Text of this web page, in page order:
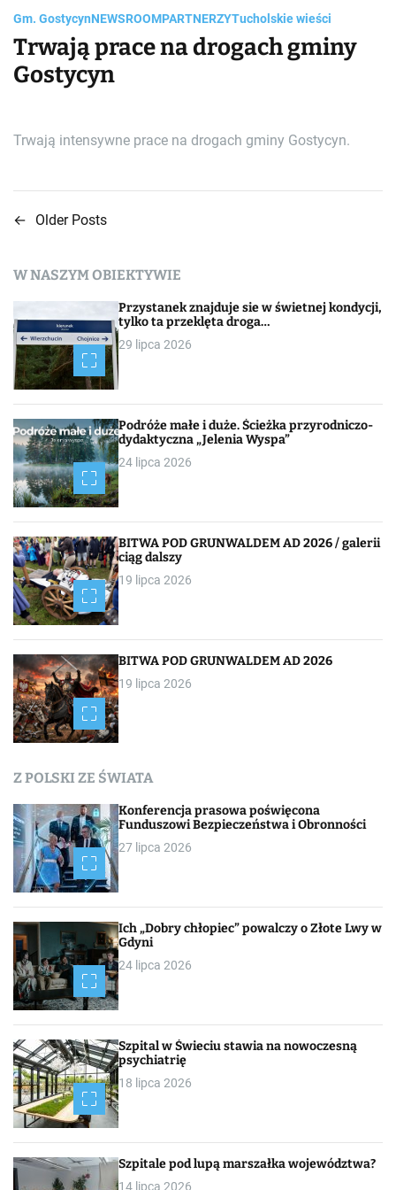
Gm. GostycynNEWSROOMPARTNERZYTucholskie wieści
Trwają prace na drogach gminy
Gostycyn
Trwają intensywne prace na drogach gminy Gostycyn.
N
i
g
a
c
j
a
p
o
w
p
i
s
a
← Older Posts
W NASZYM OBIEKTYWIE
Przystanek znajduje sie w świetnej kondycji,
tylko ta przeklęta droga…
29 lipca 2026
Podróże małe i duże. Ścieżka przyrodniczo-
dydaktyczna „Jelenia Wyspa”
24 lipca 2026
BITWA POD GRUNWALDEM AD 2026 / galerii
ciąg dalszy
19 lipca 2026
BITWA POD GRUNWALDEM AD 2026
19 lipca 2026
Z POLSKI ZE ŚWIATA
Konferencja prasowa poświęcona
Funduszowi Bezpieczeństwa i Obronności
27 lipca 2026
Ich „Dobry chłopiec” powalczy o Złote Lwy w
Gdyni
24 lipca 2026
Szpital w Świeciu stawia na nowoczesną
psychiatrię
18 lipca 2026
Szpitale pod lupą marszałka województwa?
14 lipca 2026